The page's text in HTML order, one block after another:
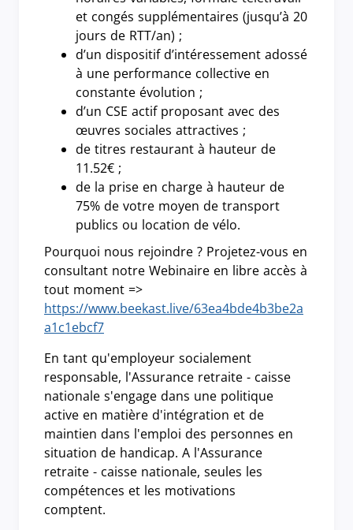
et congés supplémentaires (jusqu’à 20
jours de RTT/an) ;
d’un dispositif d’intéressement adossé
à une performance collective en
constante évolution ;
d’un CSE actif proposant avec des
œuvres sociales attractives ;
de titres restaurant à hauteur de
11.52€ ;
de la prise en charge à hauteur de
75% de votre moyen de transport
publics ou location de vélo.
Pourquoi nous rejoindre ? Projetez-vous en
consultant notre Webinaire en libre accès à
tout moment =>
https://www.beekast.live/63ea4bde4b3be2a
a1c1ebcf7
En tant qu'employeur socialement
responsable, l'Assurance retraite - caisse
nationale s'engage dans une politique
active en matière d'intégration et de
maintien dans l'emploi des personnes en
situation de handicap. A l'Assurance
retraite - caisse nationale, seules les
compétences et les motivations
comptent.